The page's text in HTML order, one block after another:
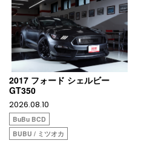
2017 フォード シェルビー
GT350
2026.08.10
BuBu BCD
BUBU / ミツオカ